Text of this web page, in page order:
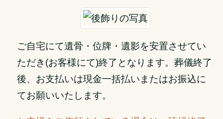
ご自宅にて遺骨・位牌・遺影を安置させてい
ただき(お客様にて)終了となります。葬儀終了
後、お支払いは現金一括払いまたはお振込に
てお願いいたします。